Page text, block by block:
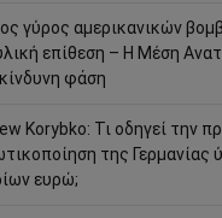
γύρος αμερικανικών
επίθεση – Η Μέση
φάση
Korybko: Τι οδηγεί την
της Γερμανίας
ευρώ;